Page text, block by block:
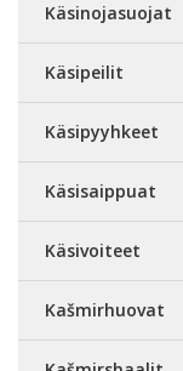
Käsinojasuojat
Käsipeilit
Käsipyyhkeet
Käsisaippuat
Käsivoiteet
Kašmirhuovat